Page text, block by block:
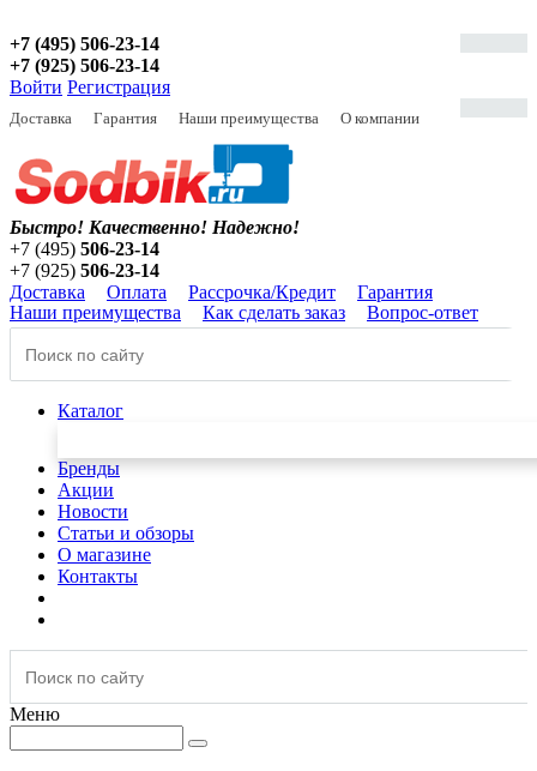
+7 (495) 506-23-14
+7 (925) 506-23-14
Войти Регистрация
Доставка Гарантия Наши преимущества О компании
Быстро! Качественно! Надежно!
+7 (495) 506-23-14
+7 (925) 506-23-14
Доставка
Оплата Рассрочка/Кредит
Гарантия
Наши преимущества
Как сделать заказ Вопрос-ответ
Каталог
Бренды
Акции
Новости
Статьи и обзоры
О магазине
Контакты
Меню